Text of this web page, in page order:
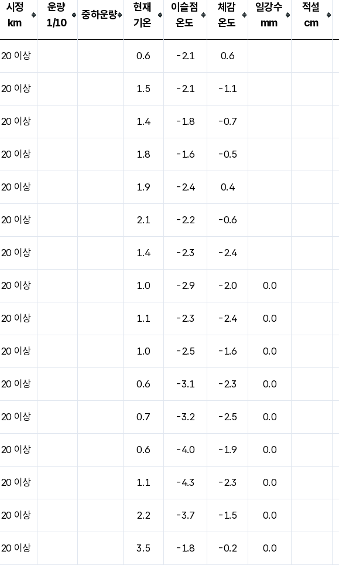
시정
km
운량
1/10
중하운량
현재
기온
이슬점
온도
체감
온도
일강수
mm
적설
cm
20 이상 0.6 -2.1 0.6
20 이상 1.5 -2.1 -1.1
20 이상 1.4 -1.8 -0.7
20 이상 1.8 -1.6 -0.5
20 이상 1.9 -2.4 0.4
20 이상 2.1 -2.2 -0.6
20 이상 1.4 -2.3 -2.4
20 이상 1.0 -2.9 -2.0 0.0
20 이상 1.1 -2.3 -2.4 0.0
20 이상 1.0 -2.5 -1.6 0.0
20 이상 0.6 -3.1 -2.3 0.0
20 이상 0.7 -3.2 -2.5 0.0
20 이상 0.6 -4.0 -1.9 0.0
20 이상 1.1 -4.3 -2.3 0.0
20 이상 2.2 -3.7 -1.5 0.0
20 이상 3.5 -1.8 -0.2 0.0